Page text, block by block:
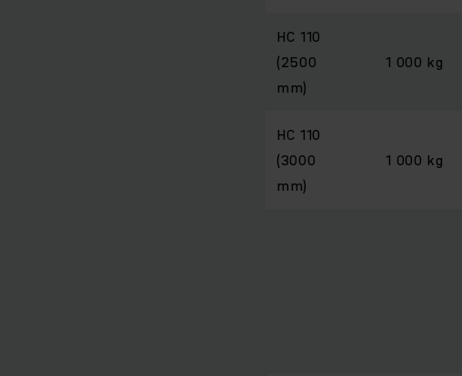
HC 110
(2500
mm)
1 000 kg
HC 110
(3000
mm)
1 000 kg